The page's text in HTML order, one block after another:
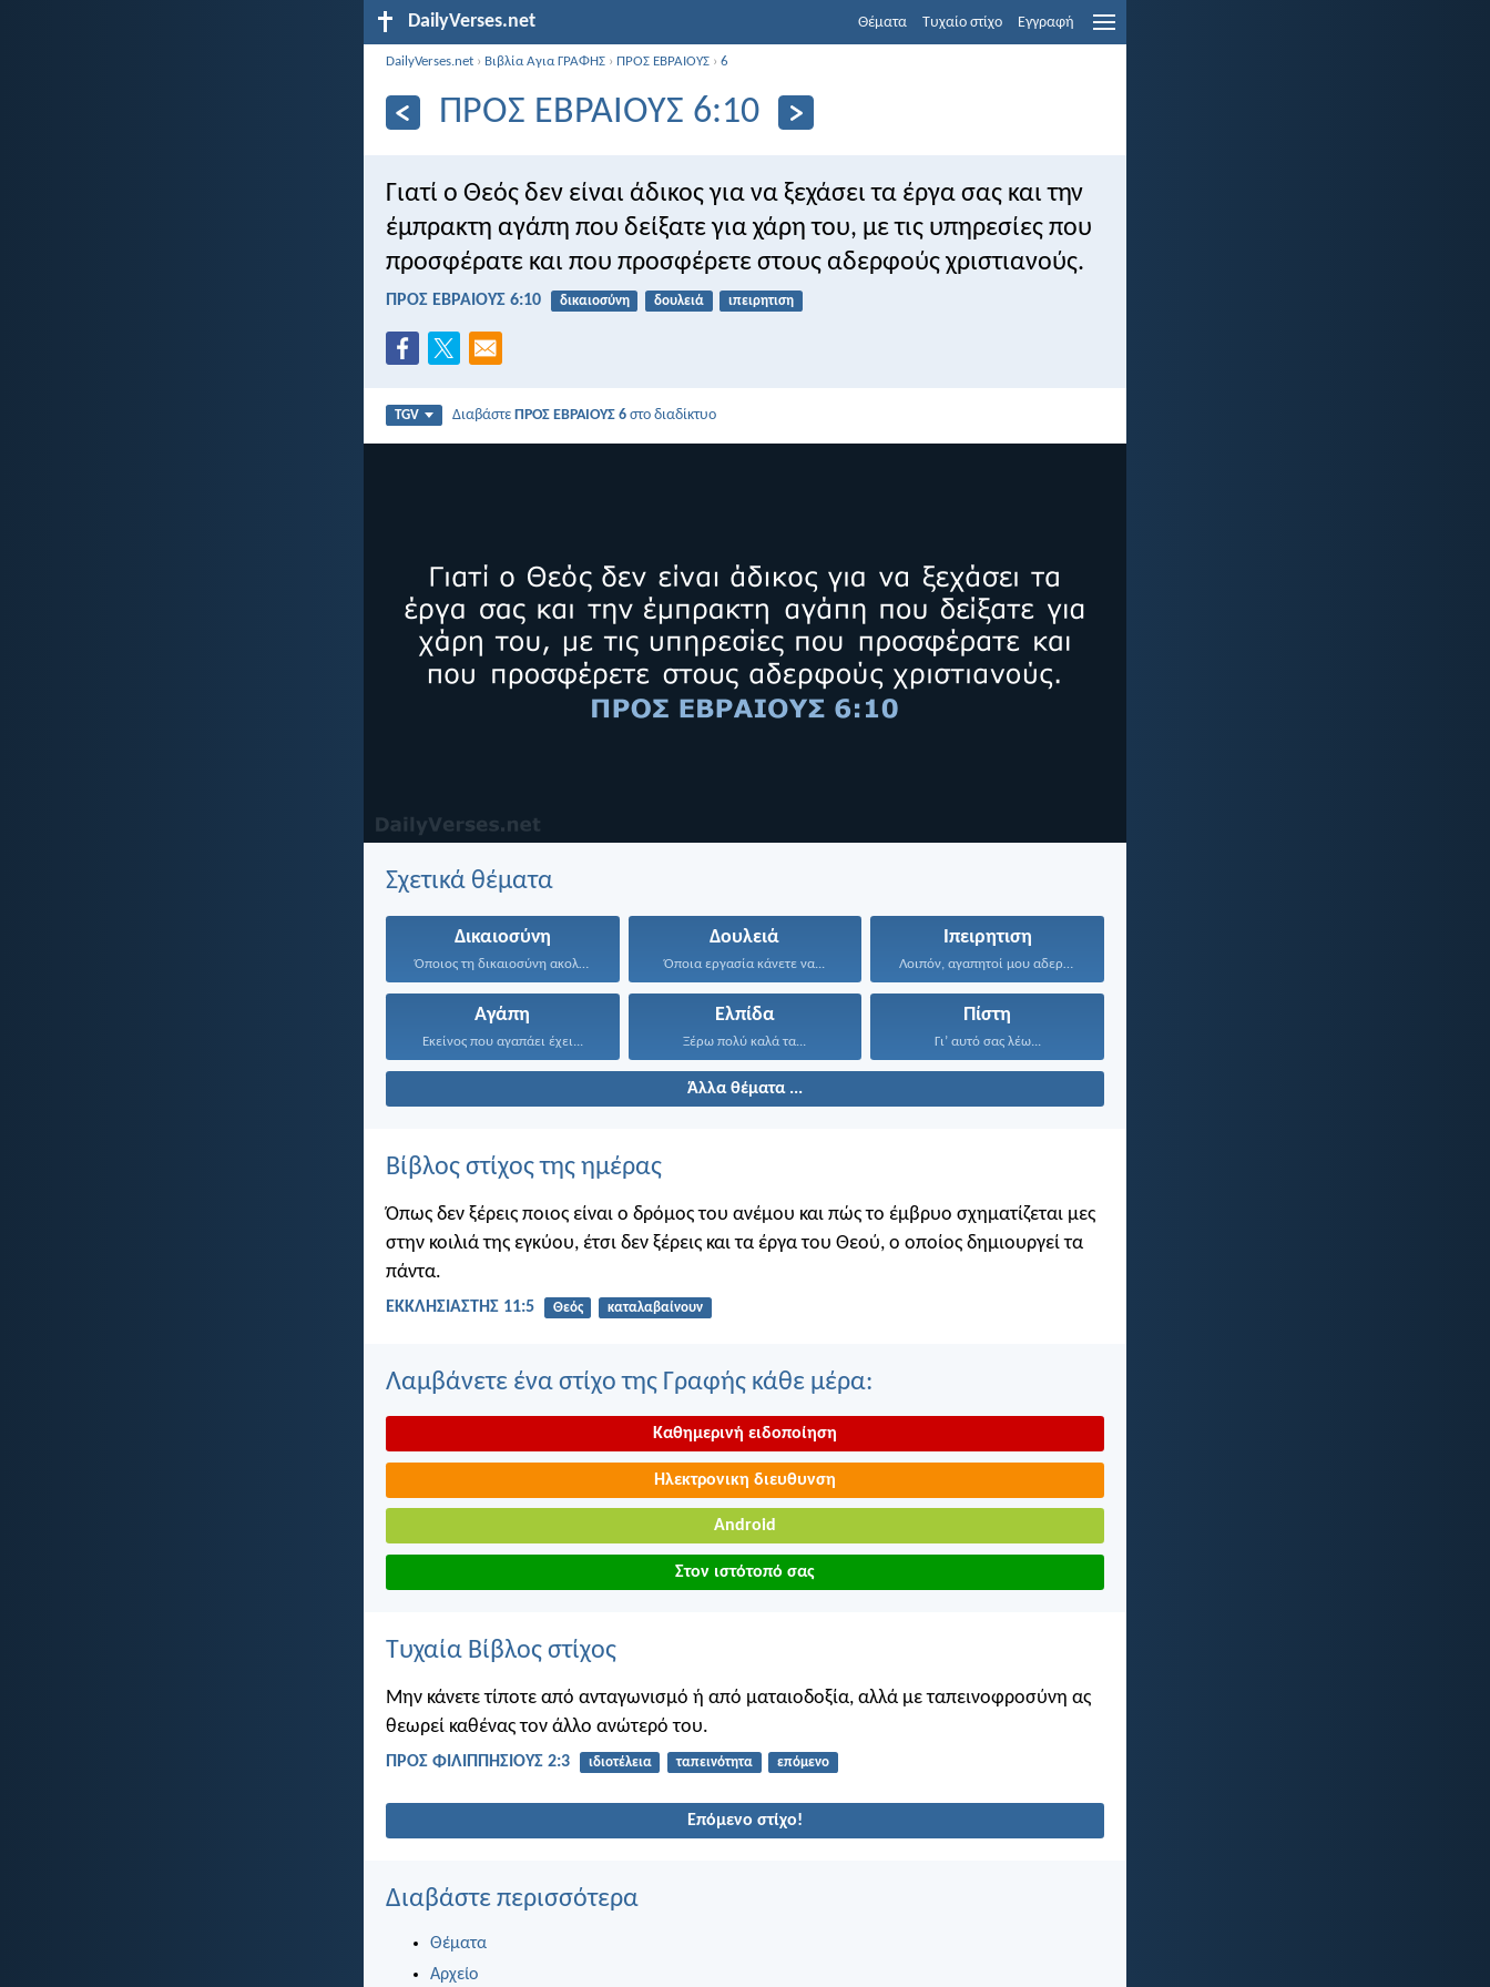
DailyVerses.net Θέματα Τυχαίο στίχο Εγγραφή
DailyVerses.net › Βιβλία Αγια ΓΡΑΦΗΣ › ΠΡΟΣ ΕΒΡΑΙΟΥΣ ›6
ΠΡΟΣ ΕΒΡΑΙΟΥΣ 6:10
Γιατί ο Θεός δεν είναι άδικος για να ξεχάσει τα έργα σας και την
έμπρακτη αγάπη που δείξατε για χάρη του, με τις υπηρεσίες που
προσφέρατε και που προσφέρετε στους αδερφούς χριστιανούς.
ΠΡΟΣ ΕΒΡΑΙΟΥΣ 6:10 δικαιοσύνη δουλειά ιπειρητιση
TGV ΔιαβάστεΠΡΟΣ ΕΒΡΑΙΟΥΣ 6 στο διαδίκτυο
Σχετικά θέματα
Δικαιοσύνη Δουλειά
Όποια εργασία κάνετε να...
Ιπειρητιση
Αγάπη
Εκείνος που αγαπάει έχει...
Ελπίδα
Ξέρω πολύ καλά τα...
Πίστη
Γι’ αυτό σας λέω...
Άλλα θέματα ...
Βίβλος στίχος της ημέρας
Όπως δεν ξέρεις ποιος είναι ο δρόμος του ανέμου και πώς το έμβρυο σχηματίζεται μες
στην κοιλιά της εγκύου, έτσι δεν ξέρεις και τα έργα του Θεού, ο οποίος δημιουργεί τα
πάντα.
ΕΚΚΛΗΣΙΑΣΤΗΣ 11:5 Θεός καταλαβαίνουν
Λαμβάνετε ένα στίχο της Γραφής κάθε μέρα:
Καθημερινή ειδοποίηση
Ηλεκτρονικη διευθυνση
Android
Στον ιστότοπό σας
Τυχαία Βίβλος στίχος
Μην κάνετε τίποτε από ανταγωνισμό ή από ματαιοδοξία, αλλά με ταπεινοφροσύνη ας
θεωρεί καθένας τον άλλο ανώτερό του.
ΠΡΟΣ ΦΙΛΙΠΠΗΣΙΟΥΣ 2:3 ιδιοτέλεια ταπεινότητα επόμενο
Επόμενο στίχο!
Διαβάστε περισσότερα
Θέματα
Αρχείο